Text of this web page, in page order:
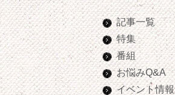
記事一覧
特集
番組
お悩みQ&A
イベント情報